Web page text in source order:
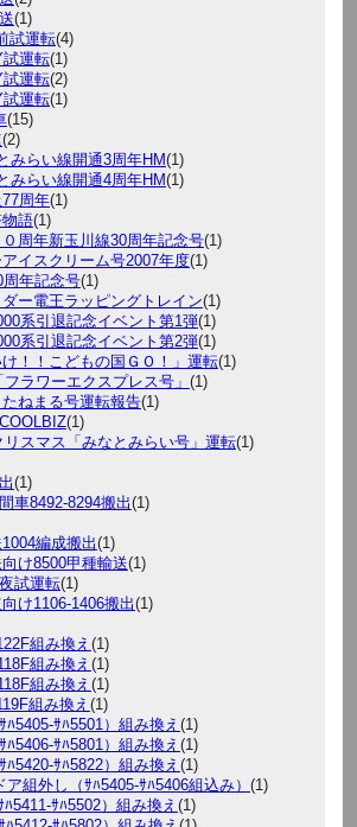
(1)
試運転(4)
試運転(1)
試運転(2)
試運転(1)
(15)
(2)
みらい線開通3周年HM(1)
みらい線開通4周年HM(1)
周年(1)
語(1)
周年新玉川線30周年記念号(1)
イスクリーム号2007年度(1)
年記念号(1)
ー電王ラッピングトレイン(1)
系引退記念イベント第1弾(1)
系引退記念イベント第2弾(1)
け！！こどもの国ＧＯ！」運転(1)
ラワーエクスプレス号」 (1)
たねまる号運転報告(1)
(1)
リスマス「みなとみらい号」運転(1)
(1)
車8492-8294搬出(1)
編成搬出(1)
け8500甲種輸送(1)
試運転(1)
け1106-1406搬出(1)
組み換え (1)
組み換え (1)
組み換え (1)
組み換え (1)
ﾊ5405-ｻﾊ5501）組み換え (1)
ﾊ5406-ｻﾊ5801）組み換え (1)
ﾊ5420-ｻﾊ5822）組み換え (1)
ア組外し（ｻﾊ5405-ｻﾊ5406組込み） (1)
ﾊ5411-ｻﾊ5502）組み換え (1)